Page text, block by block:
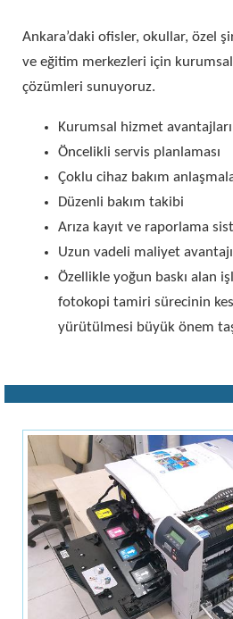
Ankara’daki ofisler, okullar, özel
ve eğitim merkezleri için
çözümleri sunuyoruz.
Kurumsal hizmet
Öncelikli servis planlaması
Çoklu cihaz bakım
Düzenli bakım takibi
Arıza kayıt ve raporlama
Uzun vadeli maliyet avantajı
Özellikle yoğun baskı alan
fotokopi tamiri sürecinin
yürütülmesi büyük önem